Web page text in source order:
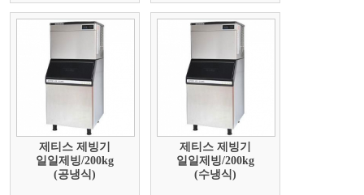
제티스 제빙기
일일제빙/200kg
(공냉식)
제티스 제빙기
일일제빙/200kg
(수냉식)